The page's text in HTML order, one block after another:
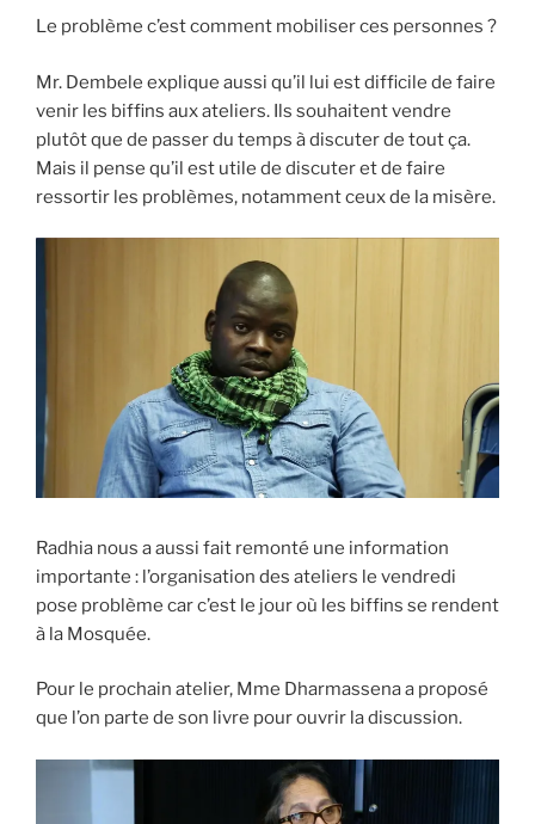
Le problème c’est comment mobiliser ces personnes ?
Mr. Dembele explique aussi qu’il lui est difficile de faire
venir les biffins aux ateliers. Ils souhaitent vendre
plutôt que de passer du temps à discuter de tout ça.
Mais il pense qu’il est utile de discuter et de faire
ressortir les problèmes, notamment ceux de la misère.
Radhia nous a aussi fait remonté une information
importante : l’organisation des ateliers le vendredi
pose problème car c’est le jour où les biffins se rendent
à la Mosquée.
Pour le prochain atelier, Mme Dharmassena a proposé
que l’on parte de son livre pour ouvrir la discussion.